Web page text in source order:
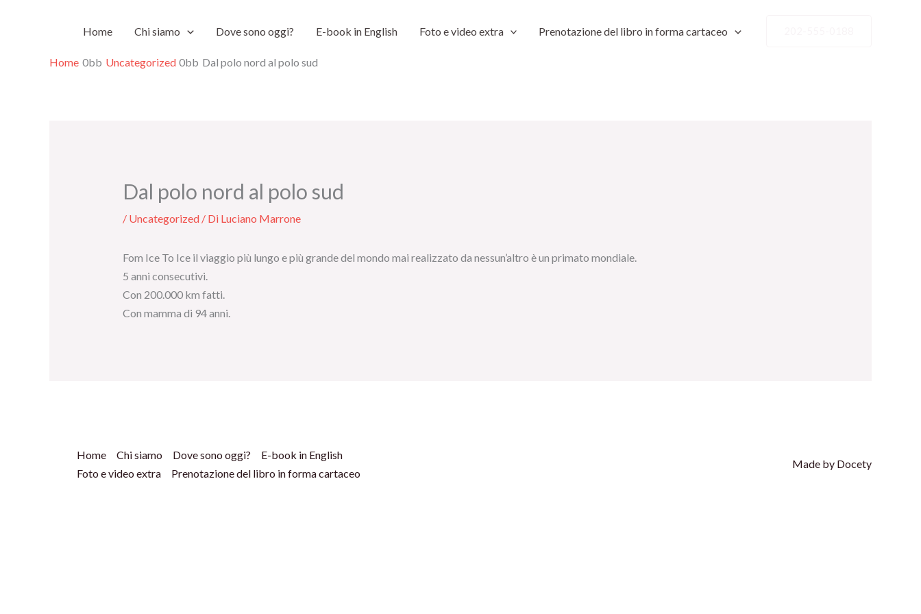
Home Chi siamo Dove sono oggi? E-book in English Foto e video extra Prenotazione del libro in forma cartaceo
Home Uncategorized Dal polo nord al polo sud
Dal polo nord al polo sud
/ Uncategorized/ Di Luciano Marrone
Fom Ice To Ice il viaggio più lungo e più grande del mondo mai realizzato da nessun’altro è un primato mondiale.
5 anni consecutivi.
Con 200.000 km fatti.
Con mamma di 94 anni.
Home Chi siamo Dove sono oggi?
E-book in English
Foto e video extra
Prenotazione del libro in forma cartaceo
Made by Docety